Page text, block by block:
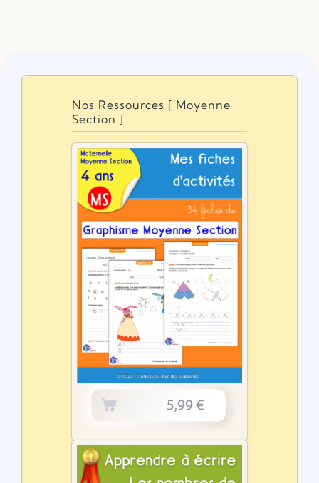
Nos Ressources [ Moyenne
Section ]